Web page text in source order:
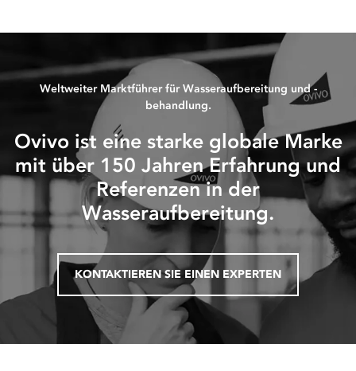
Weltweiter Marktführer für Wasseraufbereitung und -
behandlung.
Ovivo ist eine starke globale Marke
mit über 150 Jahren Erfahrung und
Referenzen in der
Wasseraufbereitung.
KONTAKTIEREN SIE EINEN EXPERTEN